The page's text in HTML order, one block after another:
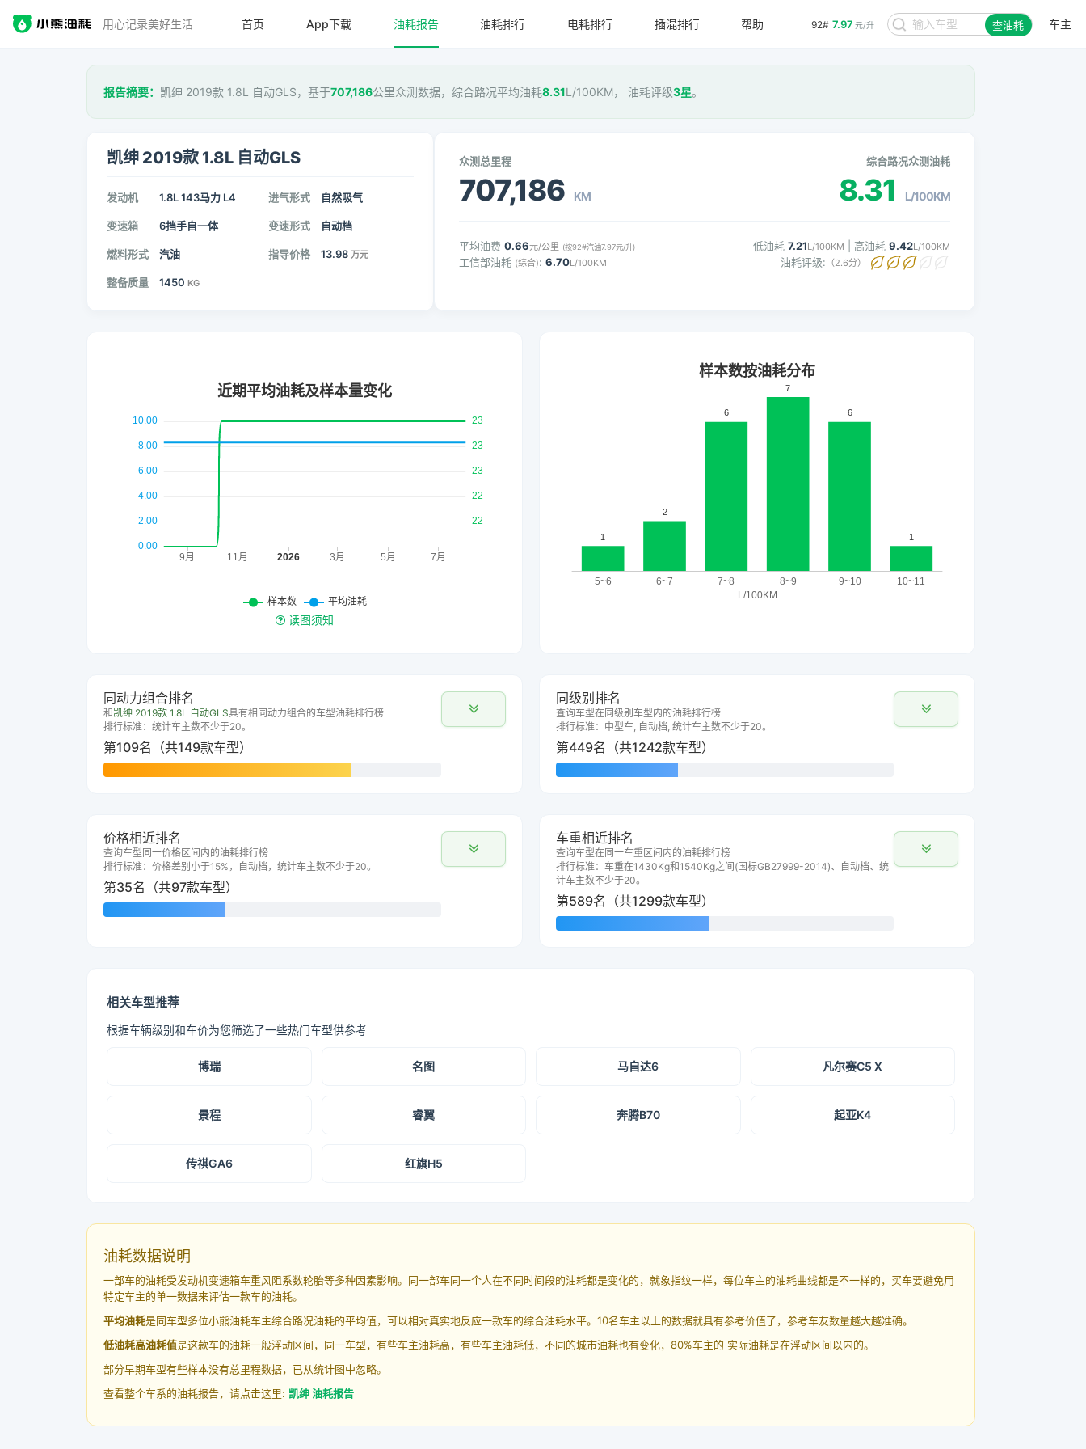
用心记录美好生活 92# 7.97 元/升 查油耗 车主
首页 App下载 油耗报告 油耗排行 电耗排行 插混排行 帮助
报告摘要： 凯绅 2019款 1.8L 自动GLS，基于707,186公里众测数据，综合路况平均油耗8.31L/100KM， 油耗评级3星。
凯绅 2019款 1.8L 自动GLS
发动机 1.8L 143马力 L4 进气形式 自然吸气
变速箱 6挡手自一体 变速形式 自动档
燃料形式 汽油 指导价格 13.98 万元
整备质量 1450 KG
众测总里程
707,186 KM
综合路况众测油耗
8.31 L/100KM
平均油费 0.66元/公里 (按92#汽油7.97元/升)
工信部油耗 (综合): 6.70L/100KM
低油耗 7.21L/100KM | 高油耗 9.42L/100KM
油耗评级: （2.6分）
读图须知
同动力组合排名
和 凯绅 2019款 1.8L 自动GLS具有相同动力组合的车型油耗排行榜
排行标准：统计车主数不少于20。
第109名（共149款车型）
同级别排名
查询车型在同级别车型内的油耗排行榜
排行标准：中型车, 自动档, 统计车主数不少于20。
第449名（共1242款车型）
价格相近排名
查询车型同一价格区间内的油耗排行榜
排行标准：价格差别小于15%，自动档，统计车主数不少于20。
第35名（共97款车型）
车重相近排名
查询车型在同一车重区间内的油耗排行榜
排行标准：车重在1430Kg和1540Kg之间(国标GB27999-2014)、自动档、统
计车主数不少于20。
第589名（共1299款车型）
相关车型推荐
根据车辆级别和车价为您筛选了一些热门车型供参考
博瑞 名图 马自达6 凡尔赛C5 X
景程 睿翼 奔腾B70 起亚K4
传祺GA6 红旗H5
油耗数据说明
一部车的油耗受发动机变速箱车重风阻系数轮胎等多种因素影响。同一部车同一个人在不同时间段的油耗都是变化的，就象指纹一样，每位车主的油耗曲线都是不一样的，买车要避免用
特定车主的单一数据来评估一款车的油耗。
平均油耗是同车型多位小熊油耗车主综合路况油耗的平均值，可以相对真实地反应一款车的综合油耗水平。10名车主以上的数据就具有参考价值了，参考车友数量越大越准确。
低油耗高油耗值是这款车的油耗一般浮动区间，同一车型，有些车主油耗高，有些车主油耗低，不同的城市油耗也有变化，80%车主的 实际油耗是在浮动区间以内的。
部分早期车型有些样本没有总里程数据，已从统计图中忽略。
查看整个车系的油耗报告，请点击这里: 凯绅 油耗报告